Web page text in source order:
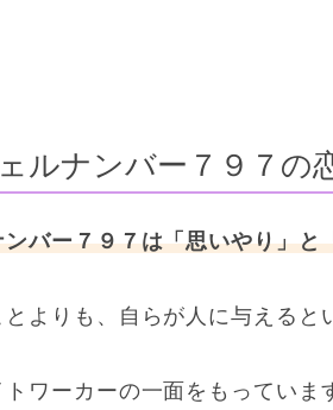
ルナンバー７９７の
バー７９７は「思いやり」と
よりも、自らが人に与えると
ワーカーの一面をもっていま